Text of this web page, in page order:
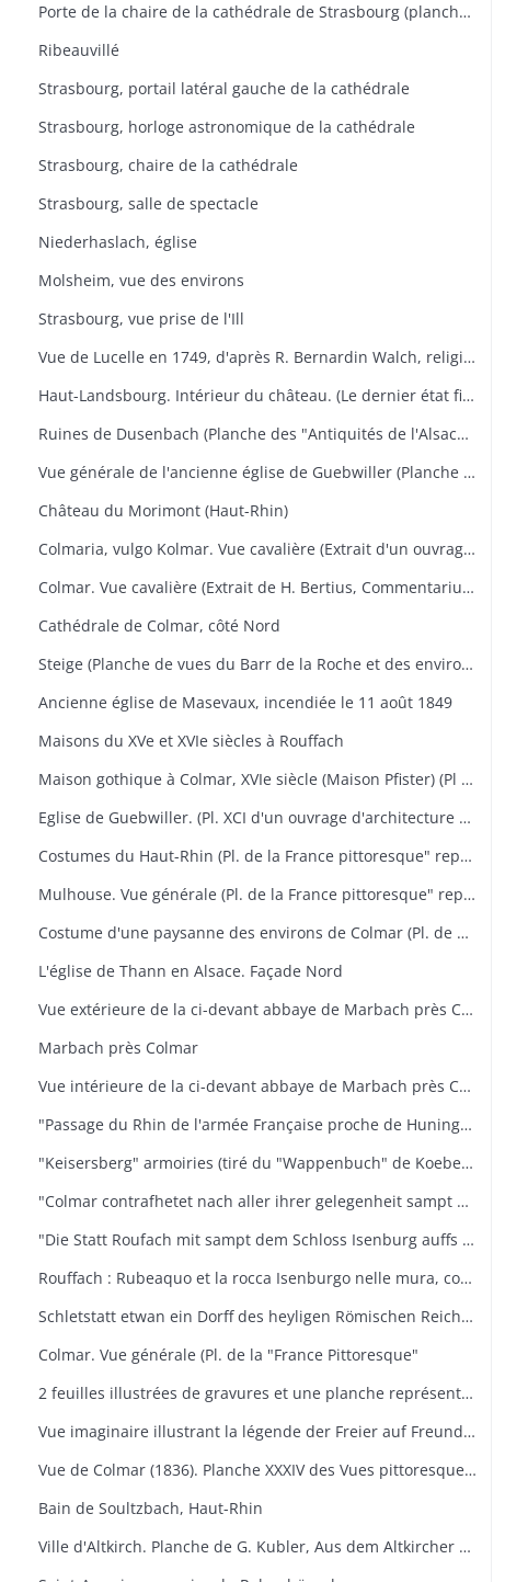
Porte de la chaire de la cathédrale de Strasbourg (planche de l'Album alsacien, n° 28)
Ribeauvillé
Strasbourg, portail latéral gauche de la cathédrale
Strasbourg, horloge astronomique de la cathédrale
Strasbourg, chaire de la cathédrale
Strasbourg, salle de spectacle
Niederhaslach, église
Molsheim, vue des environs
Strasbourg, vue prise de l'Ill
Vue de Lucelle en 1749, d'après R. Bernardin Walch, religieux de ce monastère
Haut-Landsbourg. Intérieur du château. (Le dernier état figure dans les "Antiquités de l'Alsace" de Golbéry, pl. 14)
Ruines de Dusenbach (Planche des "Antiquités de l'Alsace" de Golbéry, n° 5
Vue générale de l'ancienne église de Guebwiller (Planche des "Antiquités de l'Alsace" de Golbéry, n° 27
Château du Morimont (Haut-Rhin)
Colmaria, vulgo Kolmar. Vue cavalière (Extrait d'un ouvrage de géographie de Braun u. Hogenberg, vers 1575). Texte français au verso.
Colmar. Vue cavalière (Extrait de H. Bertius, Commentarium Rerum Germanicarum, liber III, p. 500. Amsterdam 1616). Texte latin
Cathédrale de Colmar, côté Nord
Steige (Planche de vues du Barr de la Roche et des environs)
Ancienne église de Masevaux, incendiée le 11 août 1849
Maisons du XVe et XVIe siècles à Rouffach
Maison gothique à Colmar, XVIe siècle (Maison Pfister) (Pl XCV d'un ouvrage d'architecture représentant aussi le portail des chartreux à Dijon, la chapelle de Pagny-le-Château et le manoir St-Ouen près Château Gontier
Eglise de Guebwiller. (Pl. XCI d'un ouvrage d'architecture représentant aussi l'église de Rosheim)
Costumes du Haut-Rhin (Pl. de la France pittoresque" représentant aussi Ferrette, vue générale de la ville et du château)
Mulhouse. Vue générale (Pl. de la France pittoresque" représentant aussi des portraits de Rapp et de Lefebre) + 1 photographie
Costume d'une paysanne des environs de Colmar (Pl. de Costumes de divers pays" n° 51) + 1 photographie
L'église de Thann en Alsace. Façade Nord
Vue extérieure de la ci-devant abbaye de Marbach près Colmar
Marbach près Colmar
Vue intérieure de la ci-devant abbaye de Marbach près Colmar
"Passage du Rhin de l'armée Française proche de Huninguen et la rencontre qu'elle eut ensuite avec celle de l'Empereur, arrivé le 14 octobre 1702 après midi"
"Keisersberg" armoiries (tiré du "Wappenbuch" de Koebel, Jiii, 1545). Au v° Ratisbonne
"Colmar contrafhetet nach aller ihrer gelegenheit sampt umbligenden landschafft" Vue cavalière. (Extr. de la "Cosmographie universelle" de S. Munster, III. Buch", von dem Teüschen land" DCLII-DCLIII, 1548). Texte all. an v°
"Die Statt Roufach mit sampt dem Schloss Isenburg auffs fleissigest nach jetsiger Gelegenheit contrafehtet" Vue cavalière (Extr. de la "Cosmographie universelle" de S. Munster, III. Buch", von dem Teüschen land" DCLIIII- delv, 1548). Texte all. an v°
Rouffach : Rubeaquo et la rocca Isenburgo nelle mura, come si trova à nostra età veramente espressa. Vue cavalière. (Ext. De la Cosmographie universelle de S. Munster, Lib. III Della Germania, p. 504-505. Texte italien an v°
Schletstatt etwan ein Dorff des heyligen Römischen Reichs : aber jetzt ein zieliehe Statt. (Extr. de la "Cosmographie universelle" de S. Munster, III. Buch", von dem Teüschen land" DCLII-DCLIII, 1548) Texte all. An v°
Colmar. Vue générale (Pl. de la "France Pittoresque"
2 feuilles illustrées de gravures et une planche représentant le Hugstein près de Guebwiller (haut-Rhin), entrée principale. Elles doivent faire partie d'un ouvrage général sur le Hugstein
Vue imaginaire illustrant la légende der Freier auf Freundstein
Vue de Colmar (1836). Planche XXXIV des Vues pittoresques de Rothmuller
Bain de Soultzbach, Haut-Rhin
Ville d'Altkirch. Planche de G. Kubler, Aus dem Altkircher Archiv (1912)